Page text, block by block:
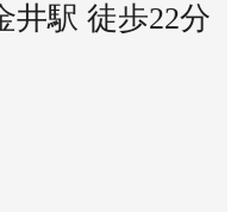
井駅 徒歩22分